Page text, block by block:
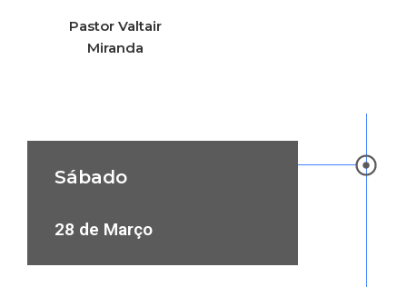
Pastor Valtair
Miranda
Sábado
28 de Março